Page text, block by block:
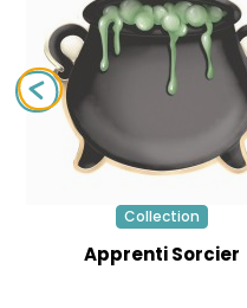
Collection
Apprenti Sorcier